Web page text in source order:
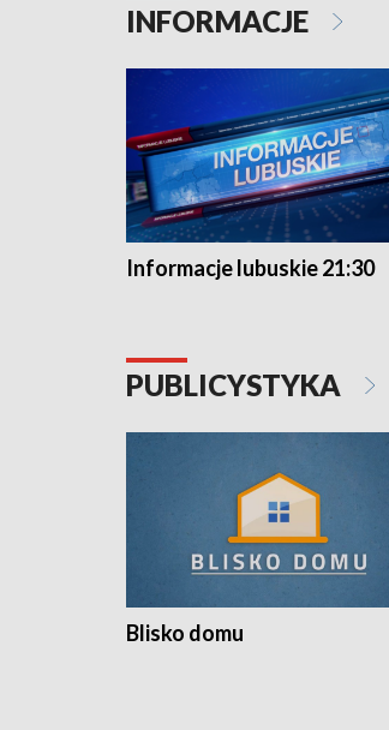
INFORMACJE
Informacje lubuskie 21:30
PUBLICYSTYKA
Blisko domu